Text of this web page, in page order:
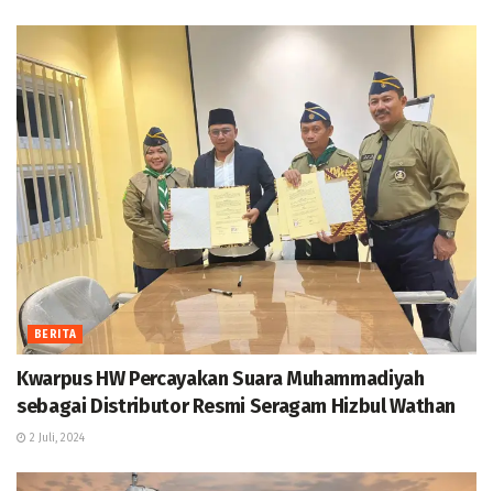
BERITA
Kwarpus HW Percayakan Suara Muhammadiyah
sebagai Distributor Resmi Seragam Hizbul Wathan
2 Juli, 2024